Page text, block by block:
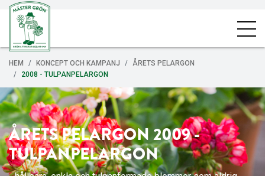
HEM KONCEPT OCH KAMPANJ
ÅRETS PELARGON
2008 - TULPANPELARGON
ÅRETS PELARGON 2009 -
TULPANPELARGON